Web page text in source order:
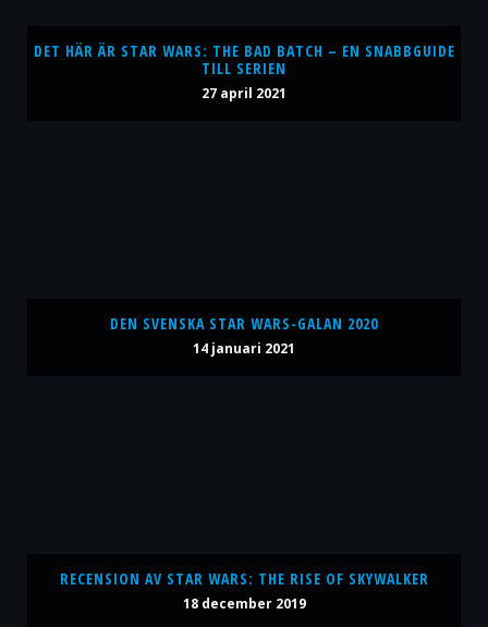
DET HÄR ÄR STAR WARS: THE BAD BATCH – EN SNABBGUIDE
TILL SERIEN
27 april 2021
DEN SVENSKA STAR WARS-GALAN 2020
14 januari 2021
RECENSION AV STAR WARS: THE RISE OF SKYWALKER
18 december 2019